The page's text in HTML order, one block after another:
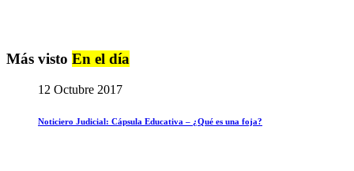
Más visto En el día
12 Octubre 2017
Noticiero Judicial: Cápsula Educativa – ¿Qué es una foja?